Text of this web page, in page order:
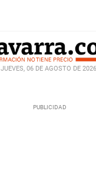
JUEVES, 06 DE AGOSTO DE 2026